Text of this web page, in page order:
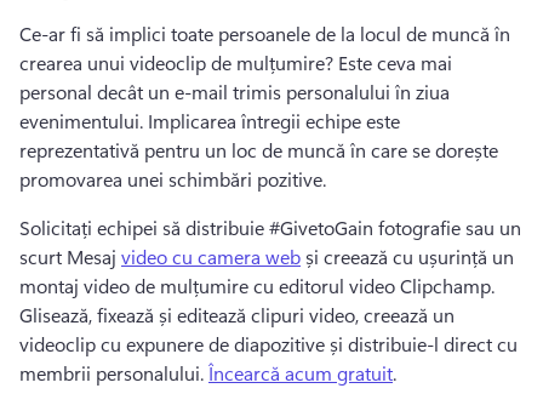
Ce-ar fi să implici toate persoanele de la locul de muncă în
crearea unui videoclip de mulțumire? Este ceva mai
personal decât un e-mail trimis personalului în ziua
evenimentului. Implicarea întregii echipe este
reprezentativă pentru un loc de muncă în care se dorește
promovarea unei schimbări pozitive.
Solicitați echipei să distribuie #GivetoGain fotografie sau un
scurt Mesaj video cu camera web și creează cu ușurință un
Glisează, fixează și editează clipuri video, creează un
videoclip cu expunere de diapozitive și distribuie-l direct cu
membrii personalului. Încearcă acum gratuit.